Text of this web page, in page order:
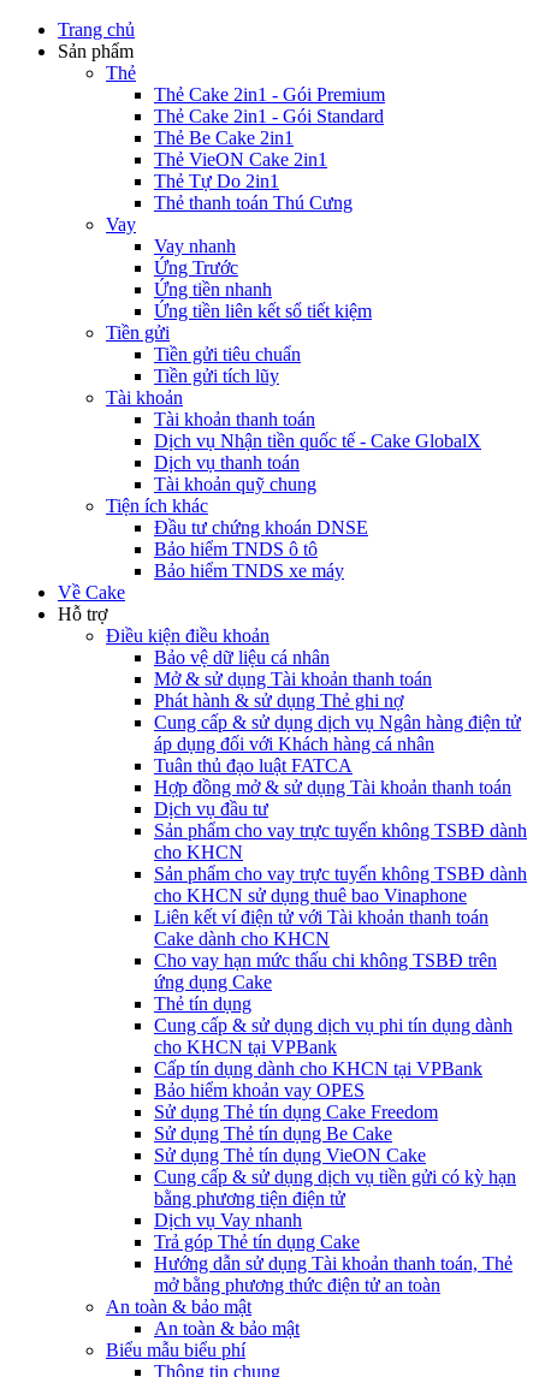
Trang chủ
Sản phẩm
Thẻ
Thẻ Cake 2in1 - Gói Premium
Thẻ Cake 2in1 - Gói Standard
Thẻ Be Cake 2in1
Thẻ VieON Cake 2in1
Thẻ Tự Do 2in1
Thẻ thanh toán Thú Cưng
Vay
Vay nhanh
Ứng Trước
Ứng tiền nhanh
Ứng tiền liên kết sổ tiết kiệm
Tiền gửi
Tiền gửi tiêu chuẩn
Tiền gửi tích lũy
Tài khoản
Tài khoản thanh toán
Dịch vụ Nhận tiền quốc tế - Cake GlobalX
Dịch vụ thanh toán
Tài khoản quỹ chung
Tiện ích khác
Đầu tư chứng khoán DNSE
Bảo hiểm TNDS ô tô
Bảo hiểm TNDS xe máy
Về Cake
Hỗ trợ
Điều kiện điều khoản
Bảo vệ dữ liệu cá nhân
Mở & sử dụng Tài khoản thanh toán
Phát hành & sử dụng Thẻ ghi nợ
Cung cấp & sử dụng dịch vụ Ngân hàng điện tử
áp dụng đối với Khách hàng cá nhân
Tuân thủ đạo luật FATCA
Hợp đồng mở & sử dụng Tài khoản thanh toán
Dịch vụ đầu tư
Sản phẩm cho vay trực tuyến không TSBĐ dành
cho KHCN
Sản phẩm cho vay trực tuyến không TSBĐ dành
cho KHCN sử dụng thuê bao Vinaphone
Liên kết ví điện tử với Tài khoản thanh toán
Cake dành cho KHCN
Cho vay hạn mức thấu chi không TSBĐ trên
ứng dụng Cake
Thẻ tín dụng
Cung cấp & sử dụng dịch vụ phi tín dụng dành
cho KHCN tại VPBank
Cấp tín dụng dành cho KHCN tại VPBank
Bảo hiểm khoản vay OPES
Sử dụng Thẻ tín dụng Cake Freedom
Sử dụng Thẻ tín dụng Be Cake
Sử dụng Thẻ tín dụng VieON Cake
Cung cấp & sử dụng dịch vụ tiền gửi có kỳ hạn
bằng phương tiện điện tử
Dịch vụ Vay nhanh
Trả góp Thẻ tín dụng Cake
Hướng dẫn sử dụng Tài khoản thanh toán, Thẻ
mở bằng phương thức điện tử an toàn
An toàn & bảo mật
An toàn & bảo mật
Biểu mẫu biểu phí
Thông tin chung